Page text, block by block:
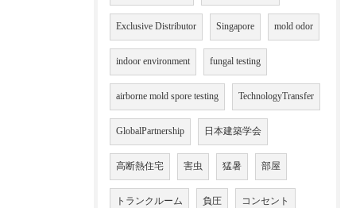
Exclusive Distributor Singapore mold odor
indoor environment fungal testing
airborne mold spore testing TechnologyTransfer
GlobalPartnership 日本建築学会
高断熱住宅 害虫 猛暑 部屋
トランクルーム 負圧 コンセント